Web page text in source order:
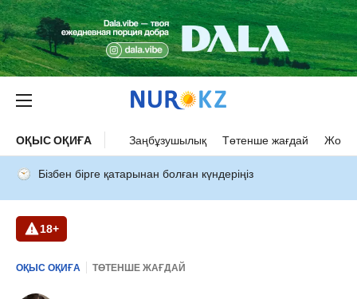
ОҚЫС ОҚИҒА Заңбұзушылық Төтенше жағдай Жол
Бізбен бірге қатарынан болған күндеріңіз
18+
ОҚЫС ОҚИҒА ТӨТЕНШЕ ЖАҒДАЙ